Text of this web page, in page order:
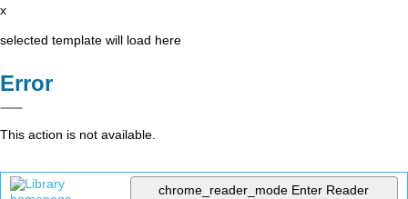
x
selected template will load here
Error
This action is not available.
chrome_reader_mode Enter Reader